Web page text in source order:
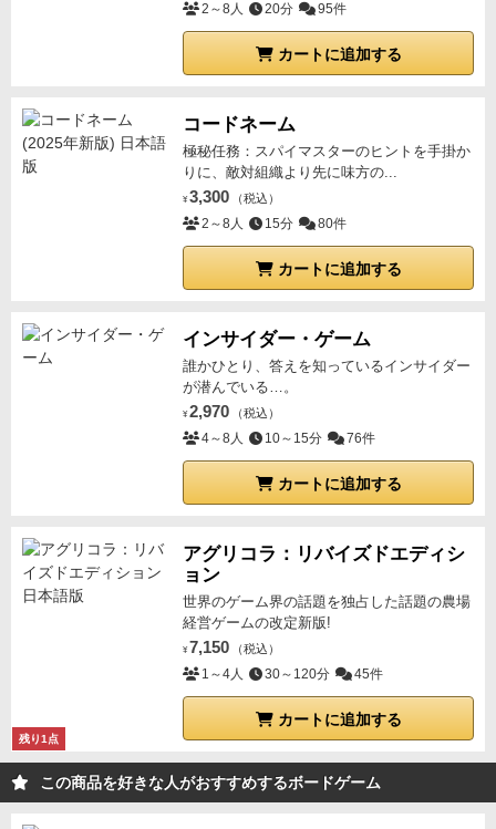
場に出ている枚数も見ればわかる。
の手札はもちろんわかるし、伏せて出したカードの中
何だったかは見ていれば分かる。（頑張れば少しくら
いは覚えておけるレベルなのがくやしい）
何を取っ
て、何を置いたかで、ある程度相手の狙いも予想でき
る…（かもしれない、笑）ただ、相手が手札から置い
たカードだけが分からない。（伏せて出すから）だか
ら、どうすれば自分がポイントを取れるのかマジで考
ね。
■多彩な動物たち
全部で８種類の動物たちの中か
ら、プレイ人数に応じた動物を選び出してセットを作
るので、その組み合わせによってプレイ状況や戦略が
大きく変わります。 （４人なら５種類、５人なら６種
類、６人なら７種類となっていて、使わない動物は箱
にしまいます。）このため、展開のバリエーションが
豊富なので、こういう工夫は大歓迎です。（リプレイ
こう頭が疲れるので、せいぜい２回戦がいいところで
すね。） うちのメンバーにはなぜかペンギンが人気。
（サバンナっぽいのに、なぜペンギンなのかは謎で
この動物カードが、共通の場に
置されているか
によって点数が決まります。
《ペンギン》だったら縦横に連続して並んでいる最大
のグループを見て、その枚数×２点《インコ》だった
2～8人 20分 95件
カートに追加する
コードネーム
極秘任務：スパイマスターのヒントを手掛か
りに、敵対組織より先に味方の...
¥ 3,300 （税込）
2～8人 15分 80件
カートに追加する
インサイダー・ゲーム
誰かひとり、答えを知っているインサイダー
が潜んでいる…。
¥ 2,970 （税込）
4～8人 10～15分 76件
カートに追加する
残り1点
アグリコラ：リバイズドエディシ
ョン
世界のゲーム界の話題を独占した話題の農場
経営ゲームの改定新版!
¥ 7,150 （税込）
1～4人 30～120分 45件
カートに追加する
この商品を好きな人がおすすめするボードゲーム